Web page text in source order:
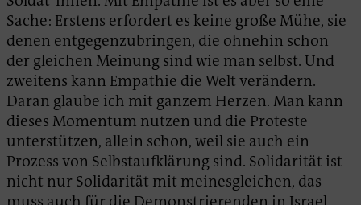
Sache: Erstens erfordert es keine große Mühe, sie
denen entgegenzubringen, die ohnehin schon
der gleichen Meinung sind wie man selbst. Und
zweitens kann Empathie die Welt verändern.
Daran glaube ich mit ganzem Herzen. Man kann
dieses Momentum nutzen und die Proteste
unterstützen, allein schon, weil sie auch ein
Prozess von Selbstaufklärung sind. Solidarität ist
nicht nur Solidarität mit meinesgleichen, das